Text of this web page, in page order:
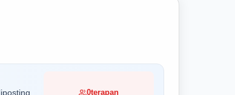
0terapan